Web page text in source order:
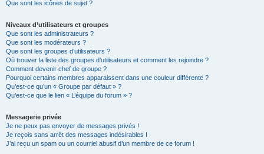
Que sont les icônes de sujet ?
Niveaux d’utilisateurs et groupes
Que sont les administrateurs ?
Que sont les modérateurs ?
Que sont les groupes d’utilisateurs ?
Où trouver la liste des groupes d’utilisateurs et comment les rejoindre ?
Comment devenir chef de groupe ?
Pourquoi certains membres apparaissent dans une couleur différente ?
Qu’est-ce qu’un « Groupe par défaut » ?
Qu’est-ce que le lien « L’équipe du forum » ?
Messagerie privée
Je ne peux pas envoyer de messages privés !
Je reçois sans arrêt des messages indésirables !
J’ai reçu un spam ou un courriel abusif d’un membre de ce forum !